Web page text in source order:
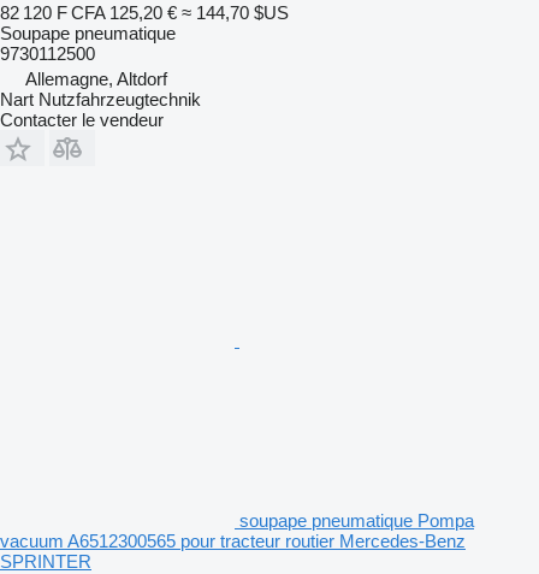
82 120 F CFA 125,20 € ≈ 144,70 $US
Soupape pneumatique
9730112500
Allemagne, Altdorf
Nart Nutzfahrzeugtechnik
Contacter le vendeur
soupape pneumatique Pompa
vacuum A6512300565 pour tracteur routier Mercedes-Benz
SPRINTER